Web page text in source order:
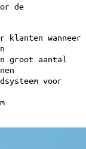
de
klanten wanneer
groot aantal
voor